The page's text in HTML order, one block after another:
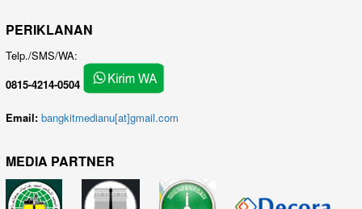
PERIKLANAN
Telp./SMS/WA:
0815-4214-0504
Email: bangkitmedianu[at]gmail.com
MEDIA PARTNER